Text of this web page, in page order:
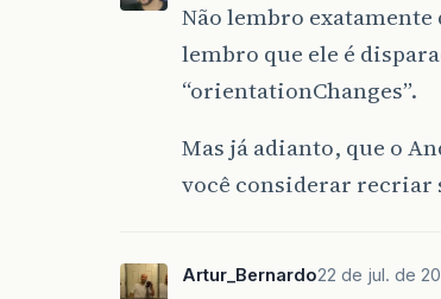
Não lembro
lembro que ele é
“orientationChanges”.
Mas já adianto, que o
você considerar recriar
Artur_Bernardo22 de jul. de